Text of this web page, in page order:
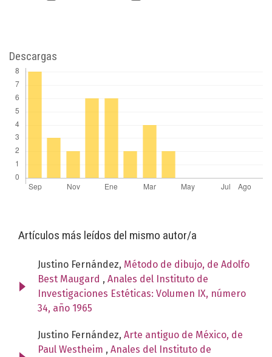
Descargas
Artículos más leídos del mismo autor/a
Justino Fernández, Método de dibujo, de Adolfo
Best Maugard , Anales del Instituto de
Investigaciones Estéticas: Volumen IX, número
34, año 1965
Justino Fernández, Arte antiguo de México, de
Paul Westheim , Anales del Instituto de